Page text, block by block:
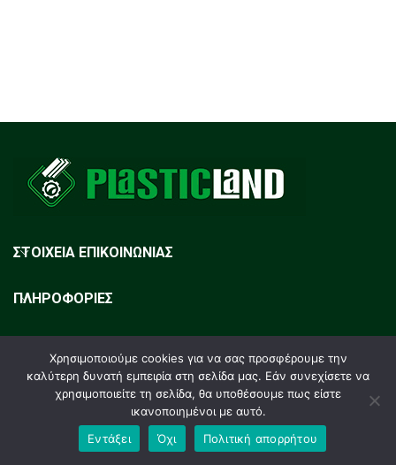
ΣΤΟΙΧΕΙΑ ΕΠΙΚΟΙΝΩΝΙΑΣ
ΠΛΗΡΟΦΟΡΙΕΣ
2023. All rights reserved. Design by
Χρησιμοποιούμε cookies για να σας προσφέρουμε την
καλύτερη δυνατή εμπειρία στη σελίδα μας. Εάν συνεχίσετε να
χρησιμοποιείτε τη σελίδα, θα υποθέσουμε πως είστε
ικανοποιημένοι με αυτό.
Εντάξει
Όχι Πολιτική απορρήτου